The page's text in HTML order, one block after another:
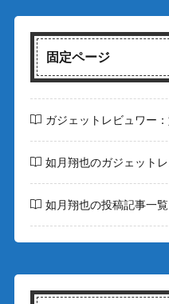
固定ページ
ガジェットレビュワー
如月翔也のガジェット
如月翔也の投稿記事一覧